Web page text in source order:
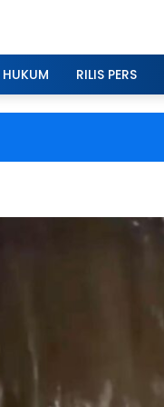
HUKUM RILIS PERS